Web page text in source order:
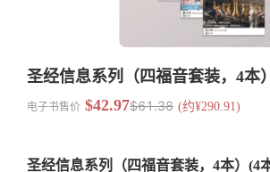
圣经信息系列（四福音套装，4本）
电子书售价 $42.97$61.38 (约¥290.91)
圣经信息系列（四福音套装，4本） (4